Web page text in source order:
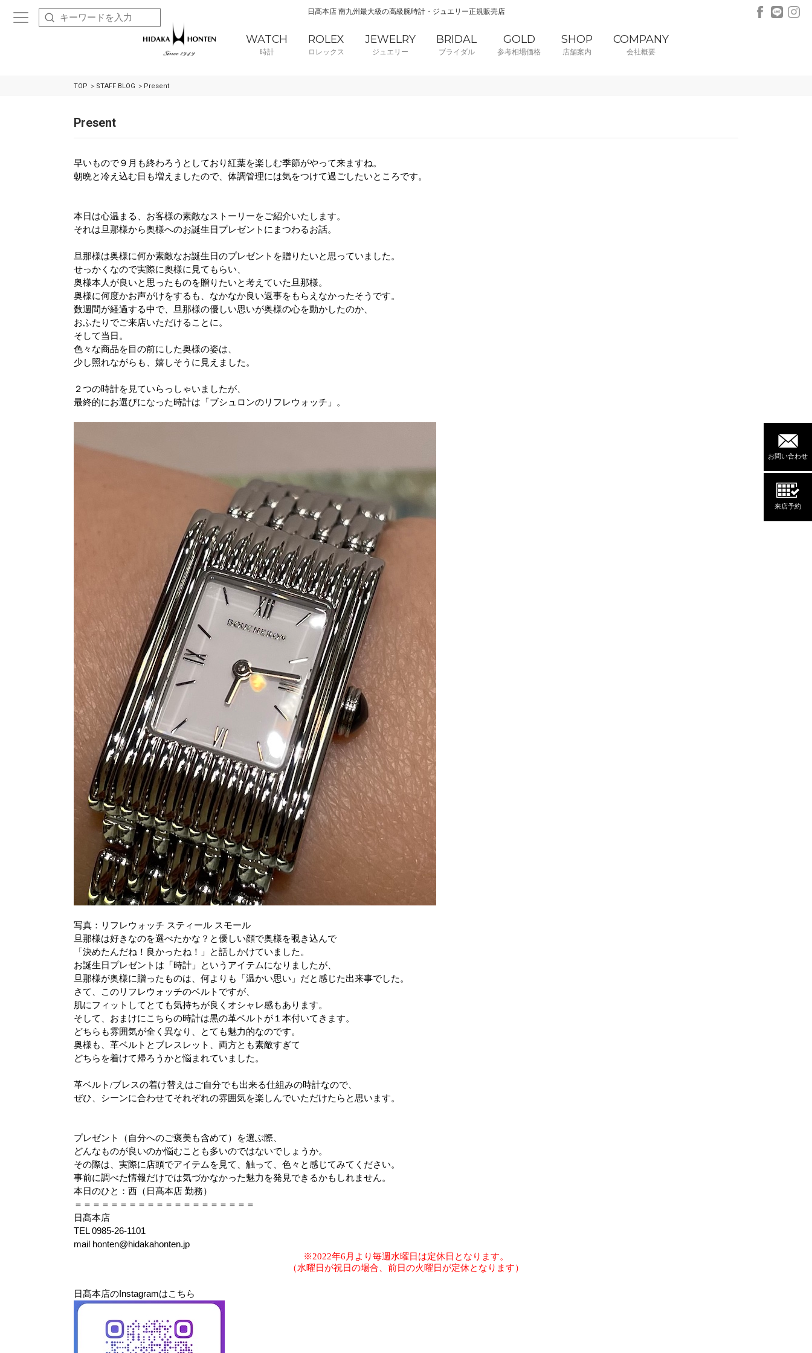
日髙本店 南九州最大級の高級腕時計・ジュエリー正規販売店
WATCH
時計
ROLEX
ロレックス
JEWELRY
ジュエリー
BRIDAL
ブライダル
GOLD
参考相場価格
SHOP
店舗案内
COMPANY
会社概要
お問い合わせ
来店予約
TOP STAFF BLOG Present
Present
早いもので９月も終わろうとしており紅葉を楽しむ季節がやって来ますね。
朝晩と冷え込む日も増えましたので、体調管理には気をつけて過ごしたいところです。
本日は心温まる、お客様の素敵なストーリーをご紹介いたします。
それは旦那様から奥様へのお誕生日プレゼントにまつわるお話。
旦那様は奥様に何か素敵なお誕生日のプレゼントを贈りたいと思っていました。
せっかくなので実際に奥様に見てもらい、
奥様本人が良いと思ったものを贈りたいと考えていた旦那様。
奥様に何度かお声がけをするも、なかなか良い返事をもらえなかったそうです。
数週間が経過する中で、
旦那様の優しい思いが奥様の心を動かしたのか、
おふたりでご来店いただけることに。
そして当日。
色々な商品を目の前にした奥様の姿は、
少し照れながらも、 嬉しそうに見えました。
２つの時計を見ていらっしゃいましたが、
最終的にお選びになった時計は「ブシュロンのリフレウォッチ」。
写真：リフレウォッチ スティール スモール
旦那様は好きなのを選べたかな？ と優しい顔で奥様を覗き込んで
「決めたんだね！良かったね！」と話しかけていました。
お誕生日プレゼントは「時計」というアイテムになりましたが、
旦那様が奥様に贈ったものは、何よりも「温かい思い」だと感じた出来事でした。
さて、このリフレウォッチのベルトですが、
肌にフィットしてとても気持ちが良く オシャレ感もあります。
そして、おまけにこちらの時計は黒の革ベルトが１本付いてきます。
どちらも雰囲気が全く異なり、とても魅力的なのです。
奥様も、革ベルトとブレスレット、両方とも素敵すぎて
どちらを着けて帰ろうかと悩まれていました。
革ベルト/ブレスの着け替えはご自分でも出来る仕組みの時計なので、
ぜひ、シーンに合わせてそれぞれの雰囲気を楽しんでいただけたらと思います。
プレゼント（自分へのご褒美も含めて）を選ぶ際、
どんなものが良いのか悩むことも多いのではないでしょうか。
その際は、実際に店頭でアイテムを見て、触って、色々と感じてみてください。
事前に調べた情報だけでは気づかなかった魅力を発見できるかもしれません。
本日のひと：西（日髙本店 勤務）
＝＝＝＝＝＝＝＝＝＝＝＝＝＝＝＝＝＝＝＝
日髙本店
TEL 0985-26-1101
mail honten@hidakahonten.jp
※2022年6月より毎週水曜日は定休日となります。
（水曜日が祝日の場合、前日の火曜日が定休となります）
日髙本店のInstagramはこちら